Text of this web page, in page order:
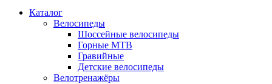
Каталог
Велосипеды
Шоссейные велосипеды
Горные МTB
Гравийные
Детские велосипеды
Велотренажёры